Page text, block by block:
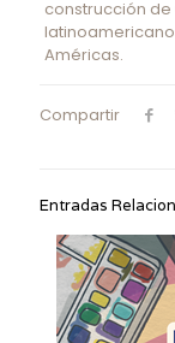
construcción
Américas.
Compartir
Entradas